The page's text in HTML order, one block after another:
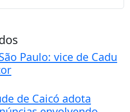
Paulo: vice de Cadu
de Caicó adota